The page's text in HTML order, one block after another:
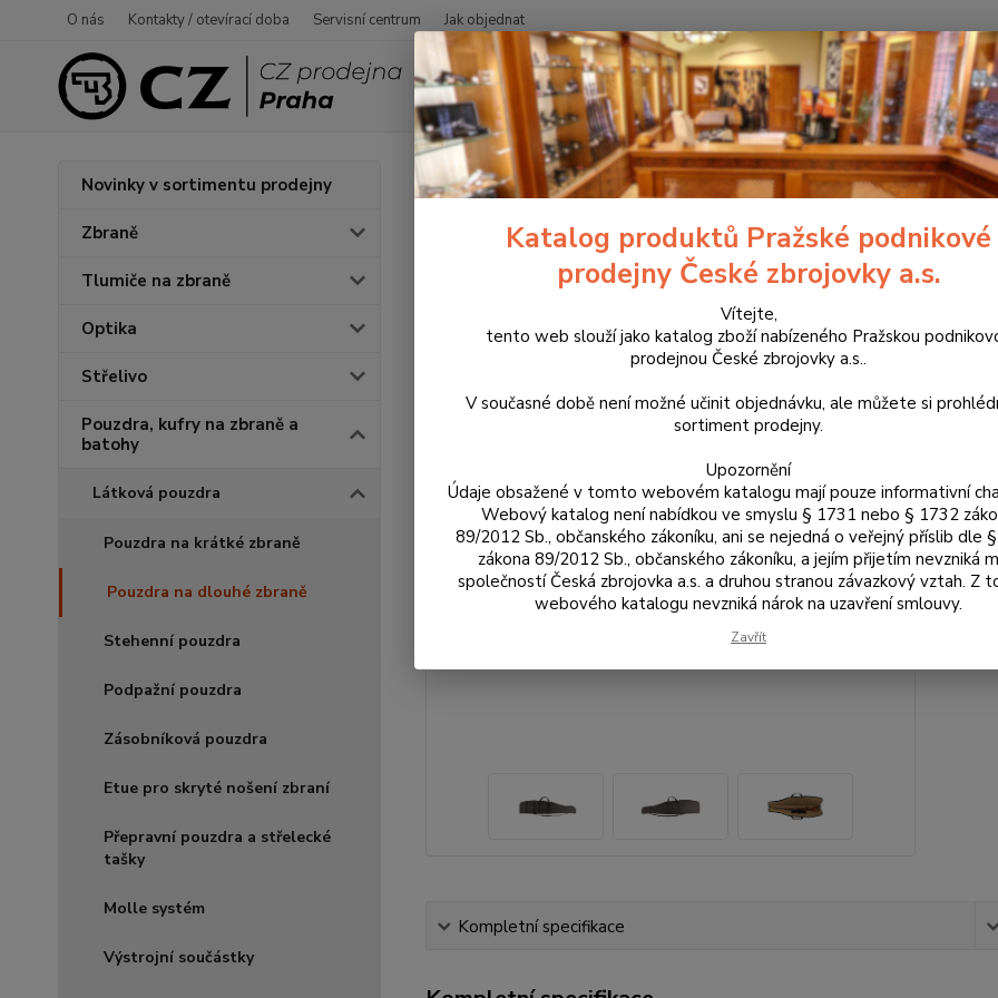
O nás Kontakty / otevírací doba Servisní centrum Jak objednat
Hledat
Novinky v sortimentu prodejny
Zbraně
Tlumiče na zbraně
Optika
Střelivo
Pouzdra, kufry na zbraně a
batohy
Látková pouzdra
Pouzdra na krátké zbraně
Pouzdra na dlouhé zbraně
Stehenní pouzdra
Podpažní pouzdra
Zásobníková pouzdra
Etue pro skryté nošení zbraní
Přepravní pouzdra a střelecké
tašky
Molle systém
Výstrojní součástky
Úvod Pouzdra, kufry na zbraně a batohy Látková pouzdra Pouzdra na
Přepravní pouzdro na pušku FALCO
4
3
Kompletní specifikace
Katalog produktů Pražské podnikové
prodejny České zbrojovky a.s.
Vítejte,
tento web slouží jako katalog zboží nabízeného Pražskou
prodejnou České zbrojovky a.s..
V současné době není možné učinit objednávku, ale můžete si
sortiment prodejny.
Upozornění
Údaje obsažené v tomto webovém katalogu mají pouze informativní
Webový katalog není nabídkou ve smyslu § 1731 nebo § 1732
89/2012 Sb., občanského zákoníku, ani se nejedná o veřejný příslib dle
zákona 89/2012 Sb., občanského zákoníku, a jejím přijetím nevzniká
společností Česká zbrojovka a.s. a druhou stranou závazkový vztah. Z
webového katalogu nevzniká nárok na uzavření smlouvy.
Zavřít